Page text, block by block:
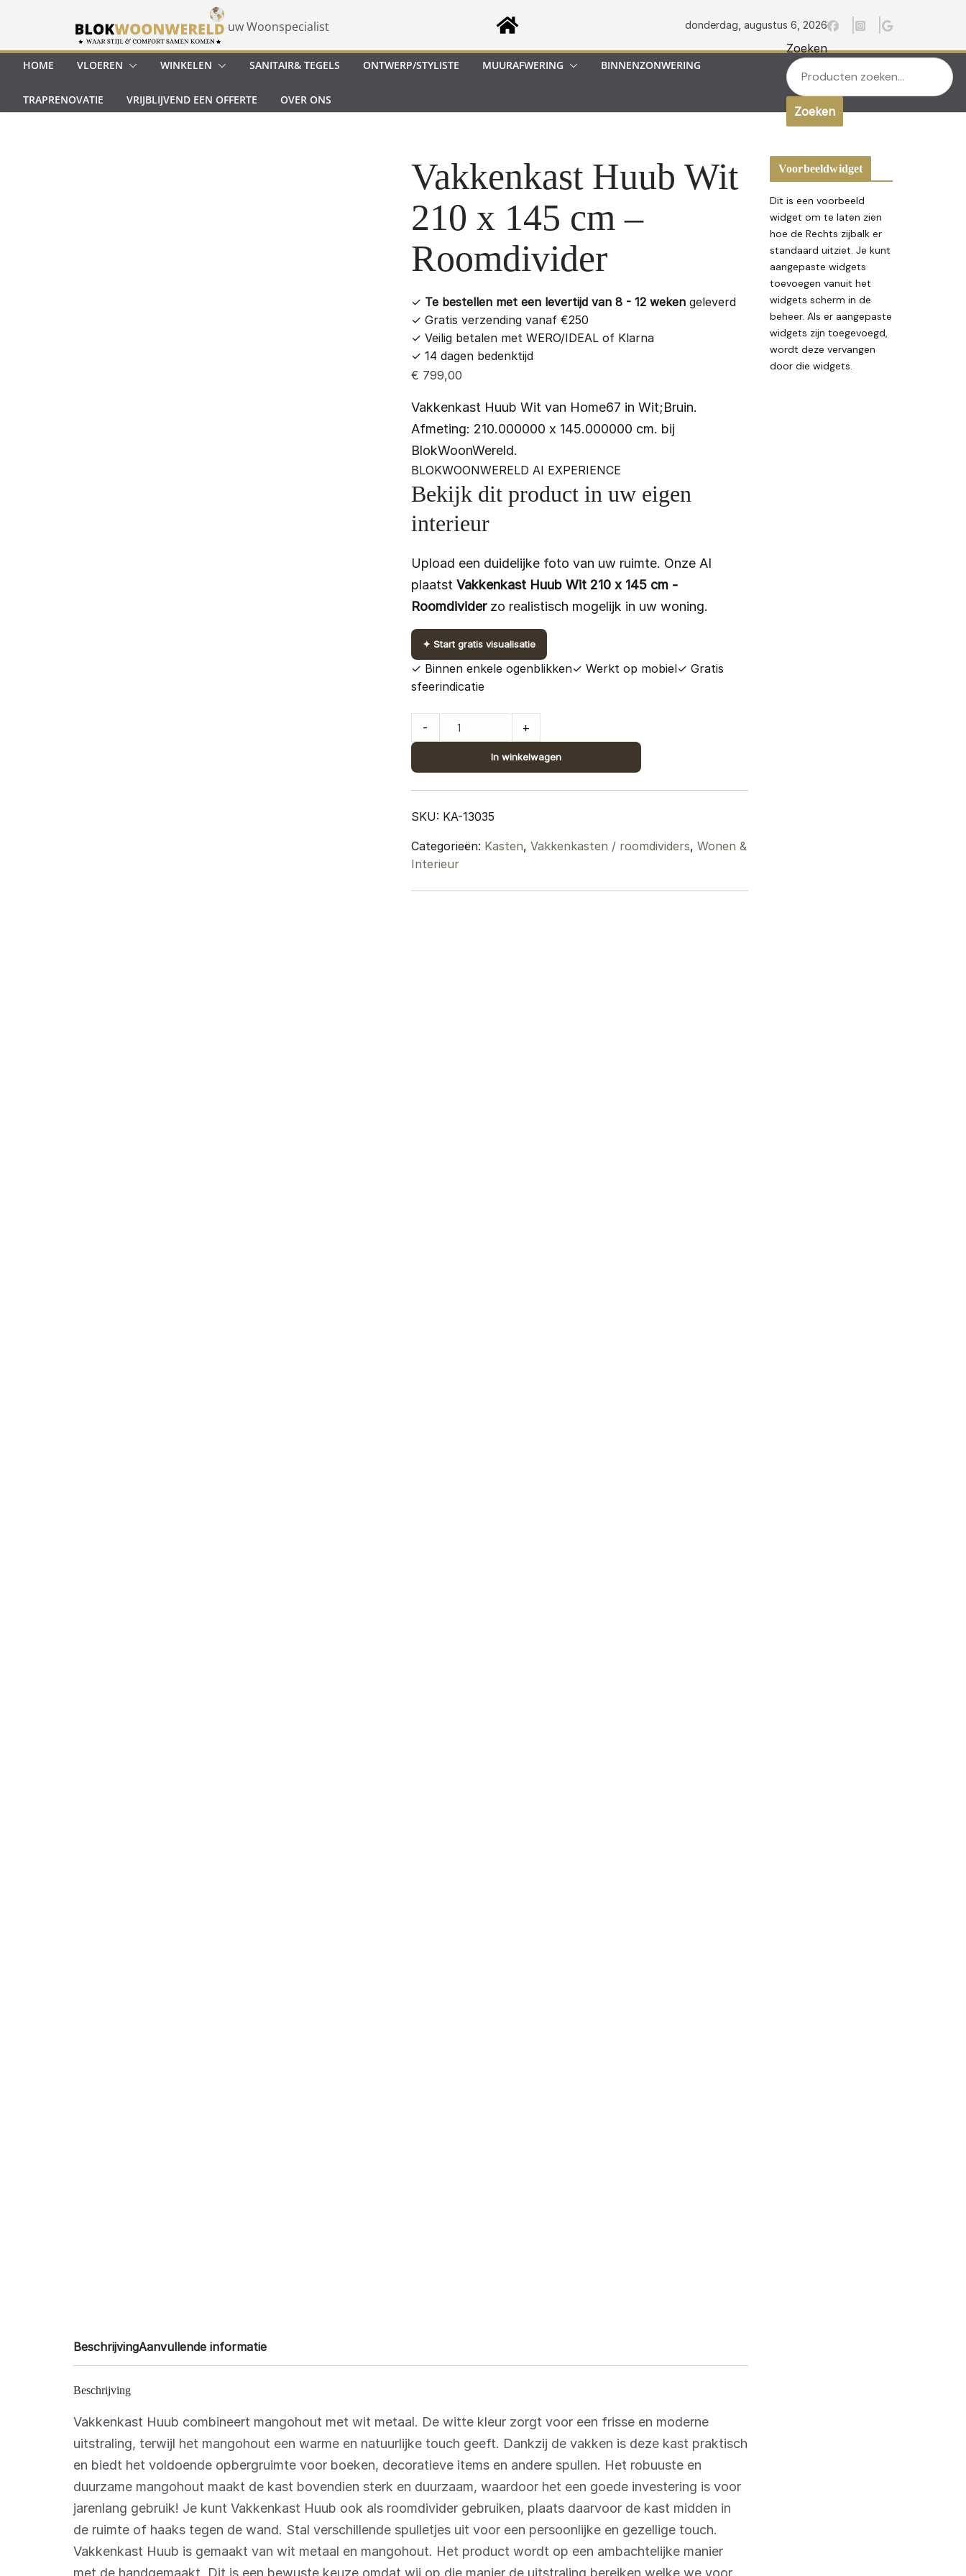
inhoud
uw Woonspecialist donderdag, augustus 6, 2026
HOME VLOEREN WINKELEN SANITAIR& TEGELS ONTWERP/STYLISTE MUURAFWERING BINNENZONWERING
TRAPRENOVATIE VRIJBLIJVEND EEN OFFERTE OVER ONS
Zoeken
Zoeken
Vakkenkast Huub Wit
210 x 145 cm –
Roomdivider
✓ Te bestellen met een levertijd van 8 - 12 wekengeleverd
✓ Gratis verzending vanaf €250
✓ Veilig betalen met WERO/IDEAL of Klarna
✓ 14 dagen bedenktijd
€ 799,00
Vakkenkast Huub Wit van Home67 in Wit;Bruin.
Afmeting: 210.000000 x 145.000000 cm. bij
BlokWoonWereld.
BLOKWOONWERELD AI EXPERIENCE
Bekijk dit product in uw eigen
interieur
Upload een duidelijke foto van uw ruimte. Onze AI
plaatst Vakkenkast Huub Wit 210 x 145 cm -
Roomdividerzo realistisch mogelijk in uw woning.
✦ Start gratis visualisatie
✓ Binnen enkele ogenblikken✓ Werkt op mobiel✓ Gratis
sfeerindicatie
Vakkenkast
Huub
210
x
145
-
Roomdivider
- +
In winkelwagen
SKU: KA-13035
Categorieën: Kasten, Vakkenkasten / roomdividers, Wonen &
Interieur
BeschrijvingAanvullende informatie
Beschrijving
Vakkenkast Huub combineert mangohout met wit metaal. De witte kleur zorgt voor een frisse en moderne
uitstraling, terwijl het mangohout een warme en natuurlijke touch geeft. Dankzij de vakken is deze kast praktisch
en biedt het voldoende opbergruimte voor boeken, decoratieve items en andere spullen. Het robuuste en
duurzame mangohout maakt de kast bovendien sterk en duurzaam, waardoor het een goede investering is voor
jarenlang gebruik! Je kunt Vakkenkast Huub ook als roomdivider gebruiken, plaats daarvoor de kast midden in
de ruimte of haaks tegen de wand. Stal verschillende spulletjes uit voor een persoonlijke en gezellige touch.
Vakkenkast Huub is gemaakt van wit metaal en mangohout. Het product wordt op een ambachtelijke manier
Voorbeeldwidget
Dit is een voorbeeld
widget om te laten zien
hoe de Rechts zijbalk er
standaard uitziet. Je kunt
aangepaste widgets
toevoegen vanuit het
widgets scherm in de
beheer. Als er aangepaste
widgets zijn toegevoegd,
wordt deze vervangen
door die widgets.